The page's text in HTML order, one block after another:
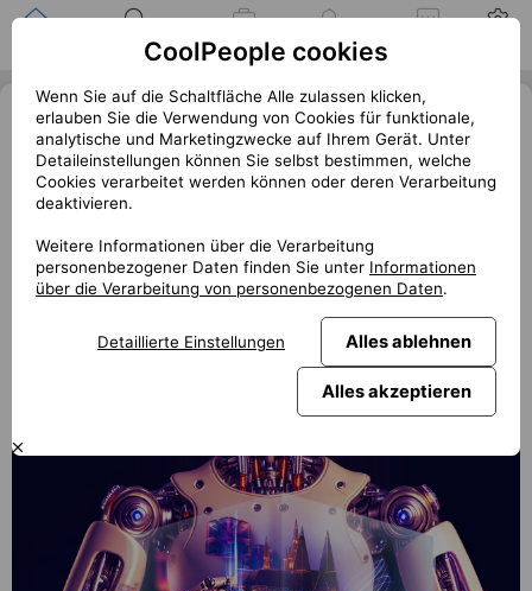
Position
Jobs
Zažijte svět bezpečné komunikace
offline na OpenSSL Conference
« Zurück
Kvalitních tech a IT konferencí není v České republice
mnoho. A proto nezmeškejte právě chystanou třídenní
OpenSSLConference. Těšit se můžete na více než 80
expertů z oboru, kteří vám odkryjí nejnovější informace o
bezpečné komunikaci a šifrování v datových sítích.
CoolPeople cookies
Wenn Sie auf die Schaltfläche Alle zulassen klicken,
erlauben Sie die Verwendung von Cookies für funktionale,
analytische und Marketingzwecke auf Ihrem Gerät. Unter
Detaileinstellungen können Sie selbst bestimmen, welche
Cookies verarbeitet werden können oder deren Verarbeitung
deaktivieren.
Weitere Informationen über die Verarbeitung
personenbezogener Daten finden Sie unter Informationen
über die Verarbeitung von personenbezogenen Daten.
Detaillierte Einstellungen Alles ablehnen
Alles akzeptieren